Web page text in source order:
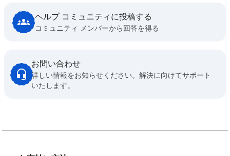
ヘルプ コミュニティに投稿する
コミュニティ メンバーから回答を得る
お問い合わせ
詳しい情報をお知らせください。解決に向けてサポート
いたします。